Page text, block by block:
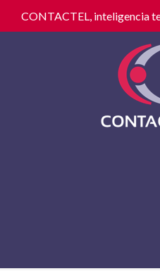
CONTACTEL, inteligencia